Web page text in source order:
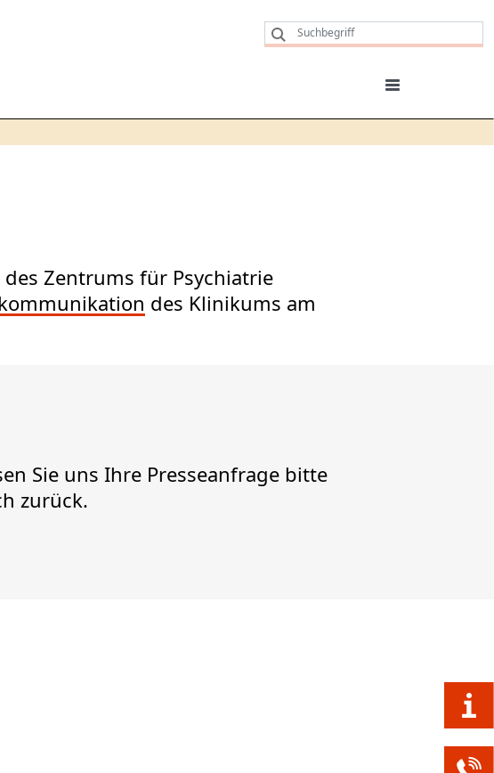
Zentrums für Psychiatrie
des Klinikums am
Sie uns Ihre Presseanfrage bitte
zurück.